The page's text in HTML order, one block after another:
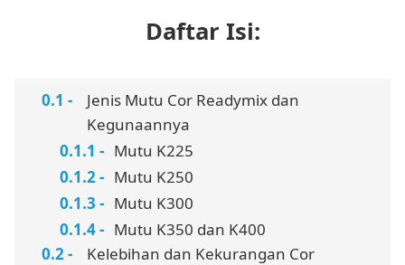
Daftar Isi:
Jenis Mutu Cor Readymix dan
Kegunaannya
Mutu K225
Mutu K250
Mutu K300
Mutu K350 dan K400
Kelebihan dan Kekurangan Cor